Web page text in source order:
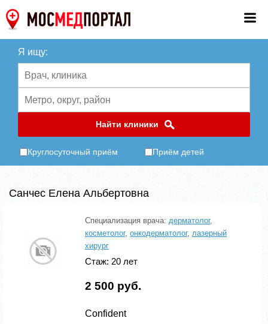
Я ищу:
Найти клиники
Круглосуточный приём Приём детей
Санчес Елена Альбертовна
Специализация врача: дерматолог,
косметолог, онкодерматолог, лазерный
хирург
Стаж: 20 лет
2 500 руб.
Confident